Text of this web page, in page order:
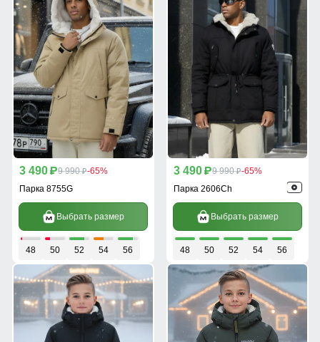
3 490 p9 990 p-65%
Парка 8755G
Выбрать размер
48 50 52 54 56
3 490 p9 990 p-65%
Парка 2606Ch
Выбрать размер
48 50 52 54 56